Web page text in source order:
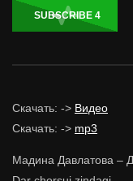
SUBSCRIBE 4
Скачать: -> Видео
Скачать: -> mp3
Мадина Давлатова –